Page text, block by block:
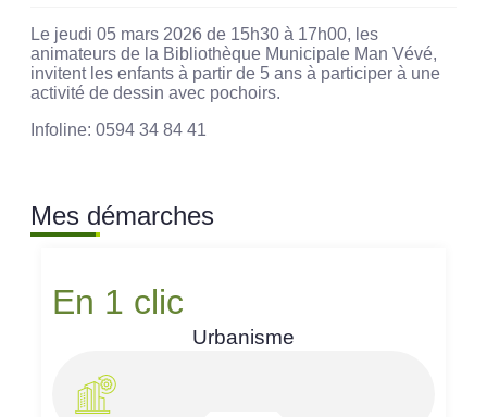
Le jeudi 05 mars 2026 de 15h30 à 17h00, les
animateurs de la Bibliothèque Municipale Man Vévé,
invitent les enfants à partir de 5 ans à participer à une
activité de dessin avec pochoirs.
Infoline: 0594 34 84 41
Mes démarches
En 1 clic
Urbanisme